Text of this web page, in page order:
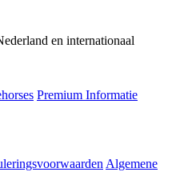
en internationaal
Premium Informatie
Algemene